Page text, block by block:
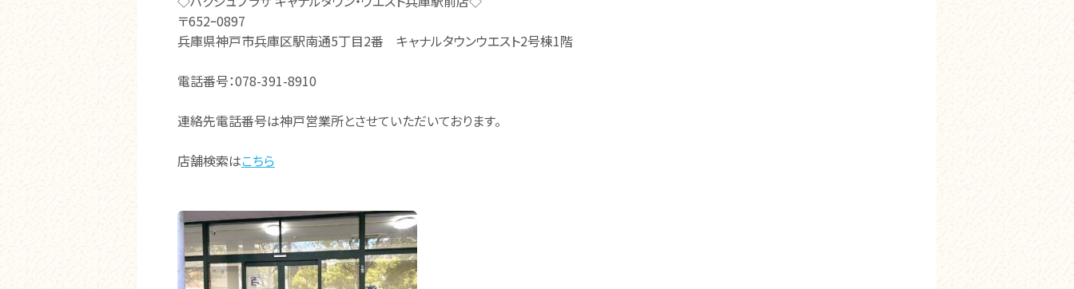
〒652ｰ0897
兵庫県神戸市兵庫区駅南通5丁目2番 キャナルタウンウエスト2号棟1階
電話番号：078-391-8910
連絡先電話番号は神戸営業所とさせていただいております。
店舗検索はこちら